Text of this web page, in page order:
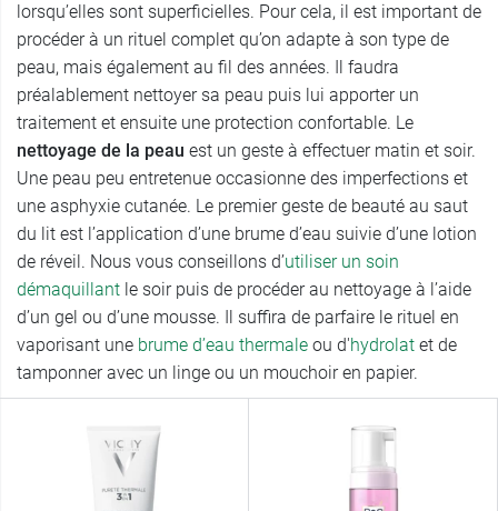
lorsqu’elles sont superficielles. Pour cela, il est important de
procéder à un rituel complet qu’on adapte à son type de
peau, mais également au fil des années. Il faudra
préalablement nettoyer sa peau puis lui apporter un
traitement et ensuite une protection confortable. Le
nettoyage de la peau est un geste à effectuer matin et soir.
Une peau peu entretenue occasionne des imperfections et
une asphyxie cutanée. Le premier geste de beauté au saut
du lit est l’application d’une brume d’eau suivie d’une lotion
de réveil. Nous vous conseillons d’utiliser un soin
démaquillant le soir puis de procéder au nettoyage à l’aide
d’un gel ou d’une mousse. Il suffira de parfaire le rituel en
vaporisant une brume d’eau thermale ou d'hydrolat et de
tamponner avec un linge ou un mouchoir en papier.